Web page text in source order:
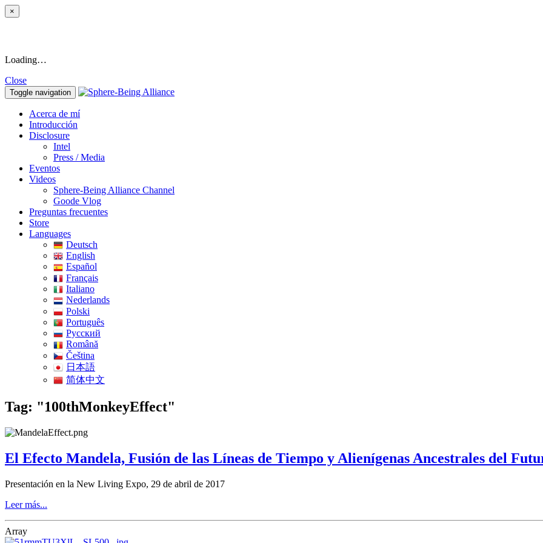
×
Loading…
Close
Toggle navigation
Acerca de mí
Introducción
Disclosure
Intel
Press / Media
Eventos
Videos
Sphere-Being Alliance Channel
Goode Vlog
Preguntas frecuentes
Store
Languages
Deutsch
English
Español
Français
Italiano
Nederlands
Polski
Português
Pусский
Română
Čeština
日本語
简体中文
Tag: "100thMonkeyEffect"
El Efecto Mandela, Fusión de las Líneas de Tiempo y Alienígenas Ancestrales del
Presentación en la New Living Expo, 29 de abril de 2017
Leer más...
Array